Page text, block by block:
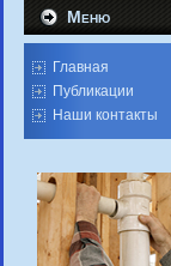
Меню
Главная
Публикации
Наши контакты